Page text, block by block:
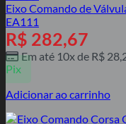
Eixo Comando de
EA111
R$ 282,67
Em até 10x de R$
Pix
Adicionar ao carrinho